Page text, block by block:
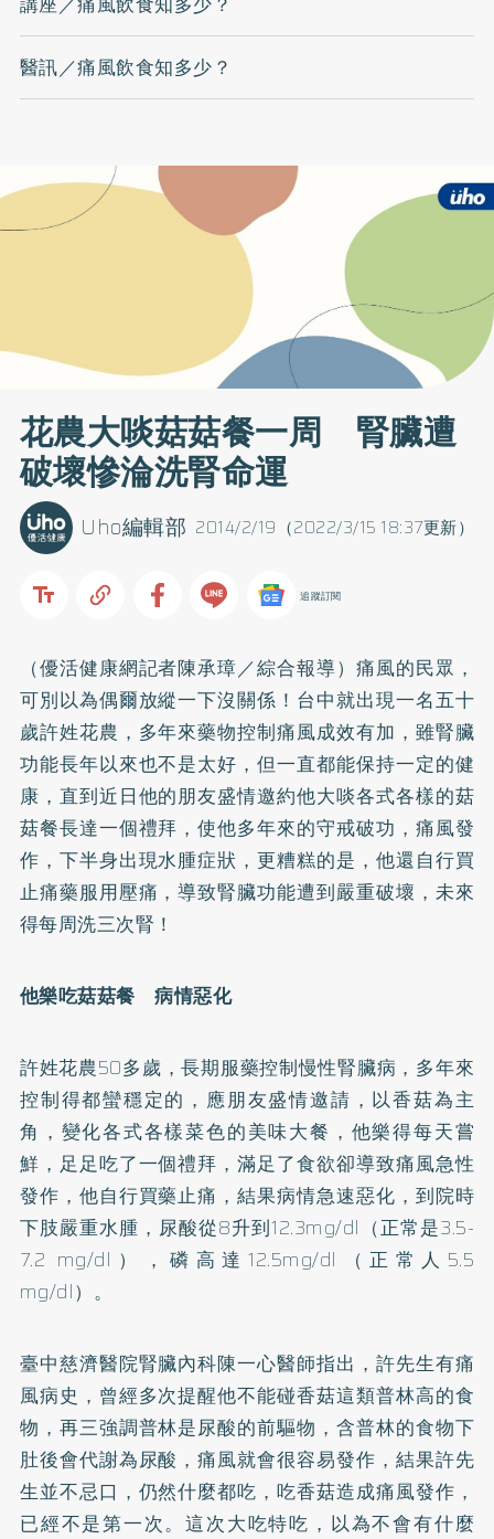
醫訊／痛風飲食知多少？
花農大啖菇菇餐一周 腎臟遭
破壞慘淪洗腎命運
2014/2/19（2022/3/15 18:37更新）
Uho編輯部
追蹤訂閱
（優活健康網記者陳承璋／綜合報導）痛風的民眾，
可別以為偶爾放縱一下沒關係！台中就出現一名五十
歲許姓花農，多年來藥物控制痛風成效有加，雖腎臟
功能長年以來也不是太好，但一直都能保持一定的健
康，直到近日他的朋友盛情邀約他大啖各式各樣的菇
菇餐長達一個禮拜，使他多年來的守戒破功，痛風發
作，下半身出現水腫症狀，更糟糕的是，他還自行買
止痛藥服用壓痛，導致腎臟功能遭到嚴重破壞，未來
得每周洗三次腎！
他樂吃菇菇餐 病情惡化
許姓花農50多歲，長期服藥控制慢性腎臟病 ，多年來
控制得都蠻穩定的，應朋友盛情邀請，以香菇為主
角，變化各式各樣菜色的美味大餐，他樂得每天嘗
鮮，足足吃了一個禮拜，滿足了食欲卻導致痛風急性
發作，他自行買藥止痛，結果病情急速惡化，到院時
下肢嚴重水腫，尿酸從8升到12.3mg/dl（正常是3.5-
7.2 mg/dl），磷高達12.5mg/dl（正常人5.5
mg/dl）。
臺中慈濟醫院腎臟內科陳一心醫師指出，許先生有痛
風病史，曾經多次提醒他不能碰香菇這類普林高的食
物，再三強調普林是尿酸的前驅物，含普林的食物下
肚後會代謝為尿酸，痛風就會很容易發作，結果許先
生並不忌口，仍然什麼都吃，吃香菇造成痛風發作，
已經不是第一次。這次大吃特吃，以為不會有什麼